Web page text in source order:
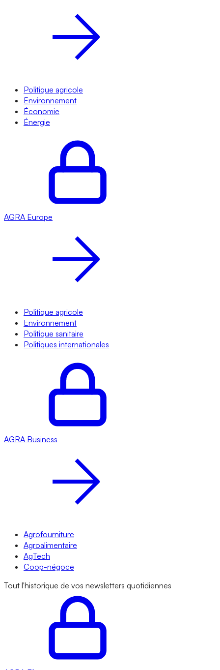
Politique agricole
Environnement
Économie
Énergie
AGRA Europe
Politique agricole
Environnement
Politique sanitaire
Politiques internationales
AGRA Business
Agrofourniture
Agroalimentaire
AgTech
Coop-négoce
Tout l'historique de vos newsletters quotidiennes